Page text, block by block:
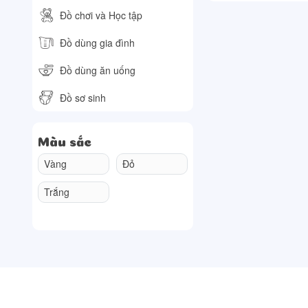
Đồ chơi và Học tập
Đồ dùng gia đình
Đồ dùng ăn uống
Đồ sơ sinh
Màu sắc
Vàng Đỏ
Trắng